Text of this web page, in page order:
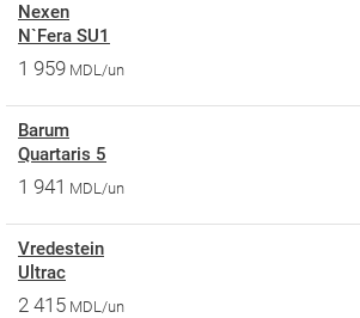
Nexen
N`Fera SU1
1 959 MDL/un
Barum
Quartaris 5
1 941 MDL/un
Vredestein
Ultrac
2 415 MDL/un